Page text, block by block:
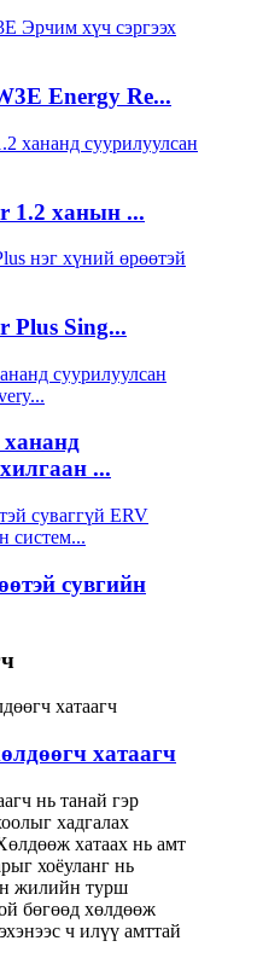
Energy Re...
1.2 ханын ...
Plus Sing...
...
сувгийн
хатаагч
нь танай гэр
хадгалах
хатаах нь амт
хоёуланг нь
жилийн турш
бөгөөд хөлдөөж
ч илүү амттай